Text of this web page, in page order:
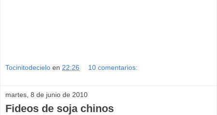
Tocinitodecielo en 22:26 10 comentarios:
martes, 8 de junio de 2010
Fideos de soja chinos